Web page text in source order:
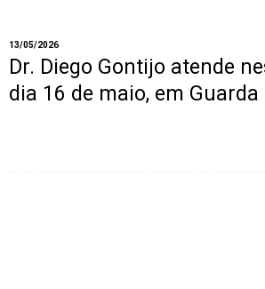
13/05/2026
Dr. Diego Gontijo atende
dia 16 de maio, em